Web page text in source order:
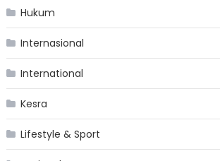
Hukum
Internasional
International
Kesra
Lifestyle & Sport